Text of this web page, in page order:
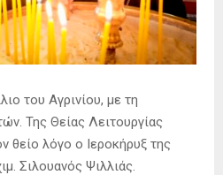
του Αγρινίου, με τη
Της Θείας Λειτουργίας
θείο λόγο ο Ιεροκήρυξ της
Σιλουανός Ψιλλιάς.